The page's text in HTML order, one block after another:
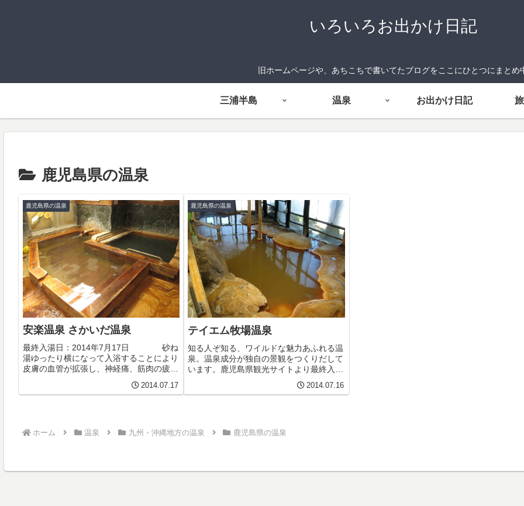
いろいろお出かけ日記
旧ホームページや、あちこちで書いてたブログをここにひとつにまとめ
三浦半島 温泉 お出かけ日記
鹿児島県の温泉
鹿児島県の温泉
安楽温泉 さかいだ温泉
最終入湯日：2014年7月17日 砂ね
湯ゆったり横になって入浴することにより
皮膚の血管が拡張し、神経痛、筋肉の疲労
回復と共に沈静、鎮痛、催眠作用があり、
ストレス解消や不眠症、婦人科疾患の人に
2014.07.17
鹿児島県の温泉
テイエム牧場温泉
知る人ぞ知る、ワイルドな魅力あふれる温
泉。温泉成分が独自の景観をつくりだして
います。鹿児島県観光サイトより最終入湯
日：2014年7月16日 南九州旅行2日目。
フェリーに乗って桜島経由で大隅半島側ま
2014.07.16
ホーム 温泉 九州・沖縄地方の温泉 鹿児島県の温泉